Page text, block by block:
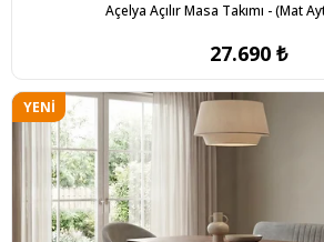
Açelya Açılır Masa Takımı - (Mat
27.690 ₺
YENI
ÜRÜN